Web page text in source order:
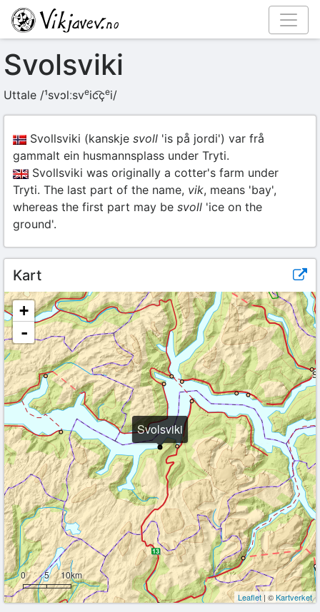
Svolsviki
Uttale /¹svɔlːsveic͡çei/
Svollsviki (kanskje svoll 'is på jordi') var frå
gammalt ein husmannsplass under Tryti.
Svollsviki was originally a cotter's farm under
Tryti. The last part of the name, vik, means 'bay',
whereas the first part may be svoll 'ice on the
ground'.
Kart
Svolsviki
+
-
5
0 10km
Leaflet | ©Kartverket